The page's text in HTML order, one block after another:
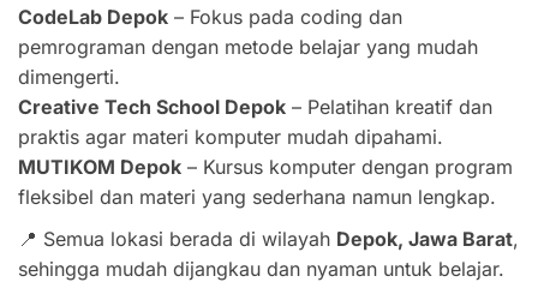
CodeLab Depok – Fokus pada coding dan
pemrograman dengan metode belajar yang mudah
dimengerti.
Creative Tech School Depok – Pelatihan kreatif dan
praktis agar materi komputer mudah dipahami.
MUTIKOM Depok – Kursus komputer dengan program
fleksibel dan materi yang sederhana namun lengkap.
📍 Semua lokasi berada di wilayah Depok, Jawa Barat,
sehingga mudah dijangkau dan nyaman untuk belajar.